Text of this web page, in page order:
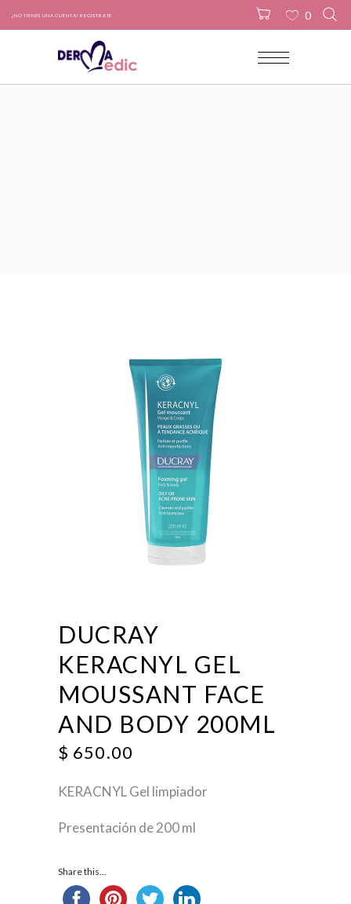
¿NO TIENES UNA CUENTA? REGÍSTRATE
No products in the cart.
0
DUCRAY
KERACNYL GEL
MOUSSANT FACE
AND BODY 200ML
$ 650.00
KERACNYL Gel limpiador
Presentación de 200 ml
Share this...